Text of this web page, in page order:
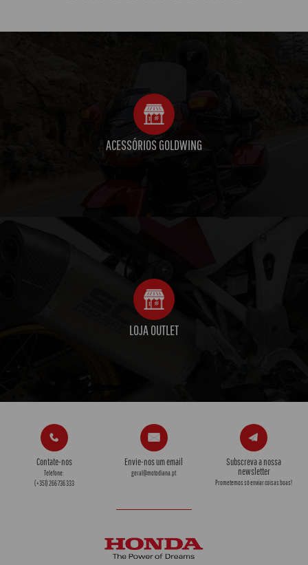
ACESSÓRIOS GOLDWING
LOJA OUTLET
Contate-nos
Telefone:
(+351) 266 736 333
Envie-nos um email
geral@motodiana.pt
Subscreva a nossa
newsletter
Prometemos só enviar coisas boas!